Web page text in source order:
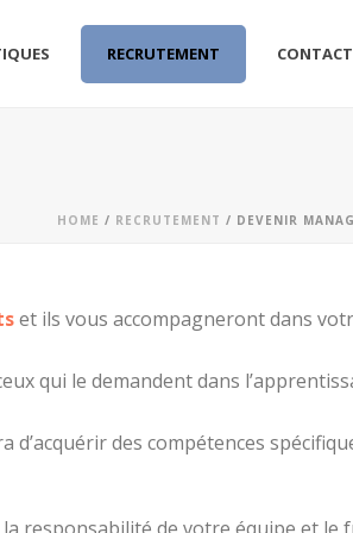
RECRUTEMENT CONTACT
HOME / RECRUTEMENT / DEVENIR
et ils vous accompagneront dans
qui le demandent dans
d’acquérir des compétences